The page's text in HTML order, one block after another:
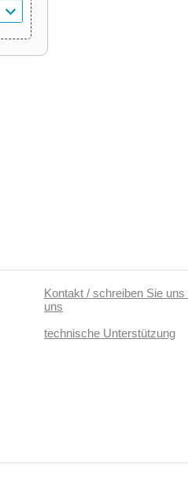
Kontakt / schreiben Sie uns
uns
technische Unterstützung